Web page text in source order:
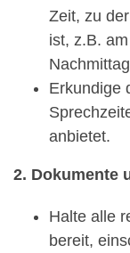
Zeit, zu
ist, z.B.
Erkundige
anbietet.
2. Dokumente
Halte alle
bereit,